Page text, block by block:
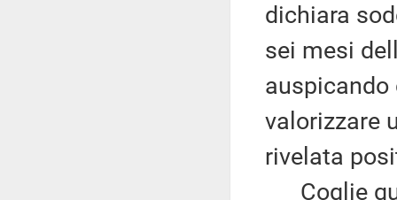
dichiara
sei mesi
valorizzare
rivelata
Coglie